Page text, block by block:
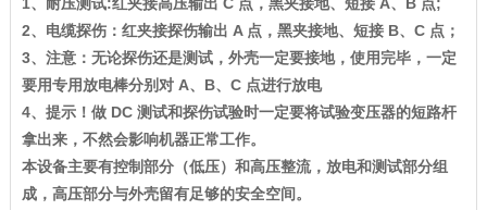
2、电缆探伤：红夹接探伤输出 A 点，黑夹接地、短接 B、C 点；
3、注意：无论探伤还是测试，外壳一定要接地，使用完毕，一定
要用专用放电棒分别对 A、B、C 点进行放电
4、提示！做 DC 测试和探伤试验时一定要将试验变压器的短路杆
拿出来，不然会影响机器正常工作。
本设备主要有控制部分（低压）和高压整流，放电和测试部分组
成，高压部分与外壳留有足够的安全空间。